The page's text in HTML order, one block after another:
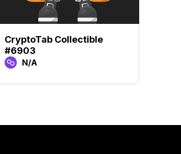
CryptoTab Collectible
#6903
N/A